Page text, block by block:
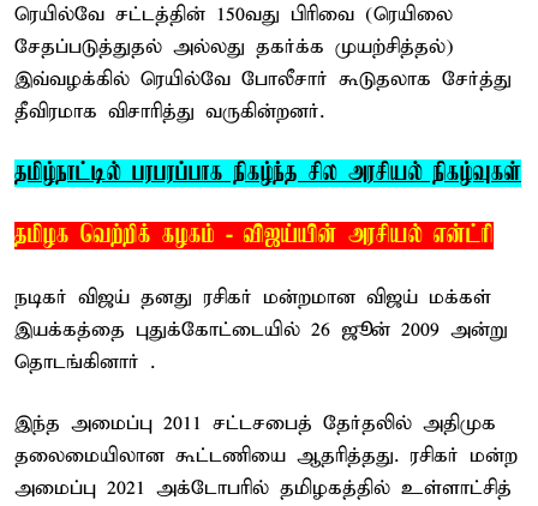
ரெயில்வே சட்டத்தின் 150வது பிரிவை (ரெயிலை
சேதப்படுத்துதல் அல்லது தகர்க்க முயற்சித்தல்)
இவ்வழக்கில் ரெயில்வே போலீசார் கூடுதலாக சேர்த்து
தீவிரமாக விசாரித்து வருகின்றனர்.
தமிழ்நாட்டில் பரபரப்பாக நிகழ்ந்த சில அரசியல் நிகழ்வுகள்
தமிழக வெற்றிக் கழகம் - விஜய்யின் அரசியல் என்ட்ரி
நடிகர் விஜய் தனது ரசிகர் மன்றமான விஜய் மக்கள்
இயக்கத்தை புதுக்கோட்டையில் 26 ஜூன் 2009 அன்று
தொடங்கினார் .
இந்த அமைப்பு 2011 சட்டசபைத் தேர்தலில் அதிமுக
தலைமையிலான கூட்டணியை ஆதரித்தது. ரசிகர் மன்ற
அமைப்பு 2021 அக்டோபரில் தமிழகத்தில் உள்ளாட்சித்